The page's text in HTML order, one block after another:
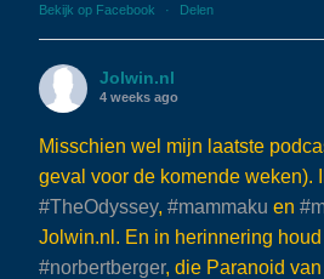
Bekijk op Facebook · Delen
Jolwin.nl
4 weeks ago
Misschien wel mijn laatste
geval voor de komende weken).
#TheOdyssey, #mammaku en
Jolwin.nl. En in herinnering
#norbertberger, die Paranoid